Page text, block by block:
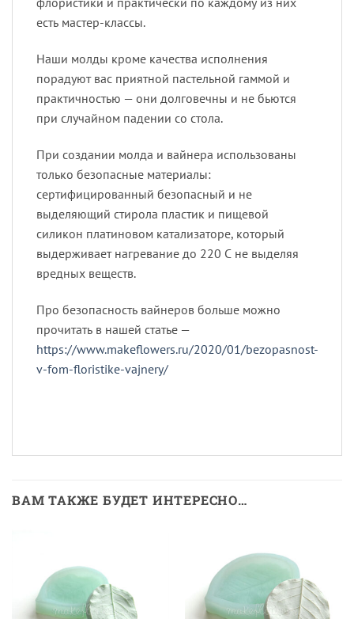
есть мастер-классы.
Наши молды кроме качества исполнения
порадуют вас приятной пастельной гаммой и
практичностью — они долговечны и не бьются
при случайном падении со стола.
При создании молда и вайнера использованы
только безопасные материалы:
сертифицированный безопасный и не
выделяющий стирола пластик и пищевой
силикон платиновом катализаторе, который
выдерживает нагревание до 220 С не выделяя
вредных веществ.
Про безопасность вайнеров больше можно
прочитать в нашей статье —
https://www.makeflowers.ru/2020/01/bezopasnost-
v-fom-floristike-vajnery/
ВАМ ТАКЖЕ БУДЕТ ИНТЕРЕСНО…